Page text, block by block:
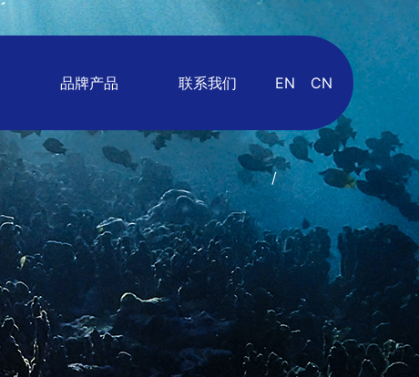
品牌产品 联系我们 EN
/
CN